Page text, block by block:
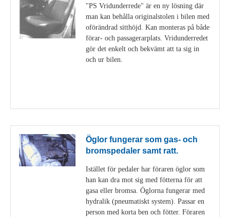
"PS Vridunderrede" är en ny lösning där
man kan behålla originalstolen i bilen med
oförändrad sitthöjd. Kan monteras på både
förar- och passagerarplats. Vridunderredet
gör det enkelt och bekvämt att ta sig in
och ur bilen.
Öglor fungerar som gas- och
bromspedaler samt ratt.
Istället för pedaler har föraren öglor som
han kan dra mot sig med fötterna för att
gasa eller bromsa. Öglorna fungerar med
hydralik (pneumatiskt system). Passar en
person med korta ben och fötter. Föraren